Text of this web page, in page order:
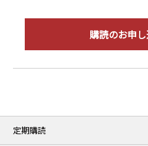
購読のお申
定期購読